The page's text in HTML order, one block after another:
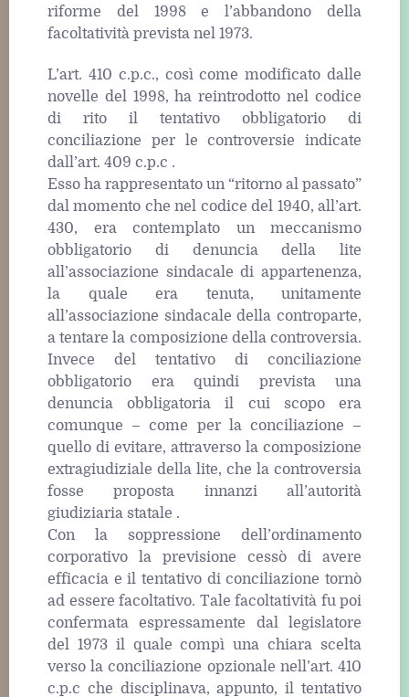
riforme del 1998 e l’abbandono della
facoltatività prevista nel 1973.
L’art. 410 c.p.c., così come modificato dalle
novelle del 1998, ha reintrodotto nel codice
di rito il tentativo obbligatorio di
conciliazione per le controversie indicate
dall’art. 409 c.p.c .
Esso ha rappresentato un “ritorno al passato”
dal momento che nel codice del 1940, all’art.
430, era contemplato un meccanismo
obbligatorio di denuncia della lite
all’associazione sindacale di appartenenza,
la quale era tenuta, unitamente
all’associazione sindacale della controparte,
a tentare la composizione della controversia.
Invece del tentativo di conciliazione
obbligatorio era quindi prevista una
denuncia obbligatoria il cui scopo era
comunque – come per la conciliazione –
quello di evitare, attraverso la composizione
extragiudiziale della lite, che la controversia
fosse proposta innanzi all’autorità
giudiziaria statale .
Con la soppressione dell’ordinamento
corporativo la previsione cessò di avere
efficacia e il tentativo di conciliazione tornò
ad essere facoltativo. Tale facoltatività fu poi
confermata espressamente dal legislatore
del 1973 il quale compì una chiara scelta
verso la conciliazione opzionale nell’art. 410
c.p.c che disciplinava, appunto, il tentativo